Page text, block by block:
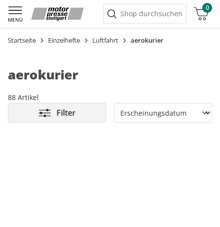
MENÜ
Shop durchsuchen
0
Warenkorb
Startseite Einzelhefte Luftfahrt aerokurier
aerokurier
88 Artikel
Filter